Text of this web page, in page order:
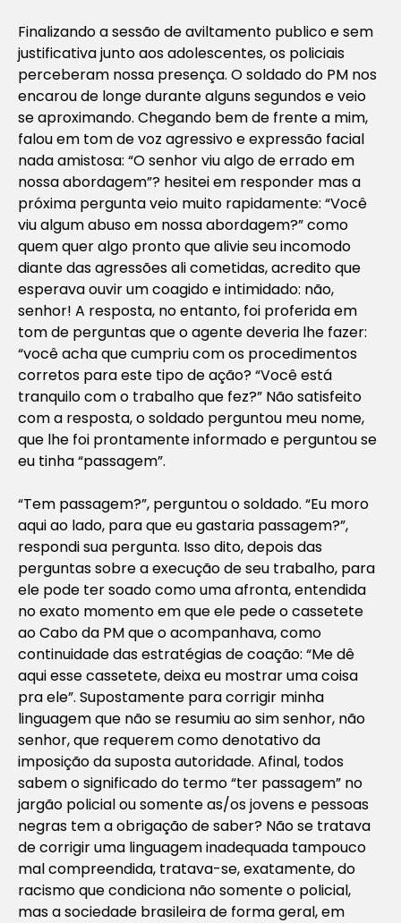
Finalizando a sessão de aviltamento publico e sem
justificativa junto aos adolescentes, os policiais
perceberam nossa presença. O soldado do PM nos
encarou de longe durante alguns segundos e veio
se aproximando. Chegando bem de frente a mim,
falou em tom de voz agressivo e expressão facial
nada amistosa: “O senhor viu algo de errado em
nossa abordagem”? hesitei em responder mas a
próxima pergunta veio muito rapidamente: “Você
viu algum abuso em nossa abordagem?” como
quem quer algo pronto que alivie seu incomodo
diante das agressões ali cometidas, acredito que
esperava ouvir um coagido e intimidado: não,
senhor! A resposta, no entanto, foi proferida em
tom de perguntas que o agente deveria lhe fazer:
“você acha que cumpriu com os procedimentos
corretos para este tipo de ação? “Você está
tranquilo com o trabalho que fez?” Não satisfeito
com a resposta, o soldado perguntou meu nome,
que lhe foi prontamente informado e perguntou se
eu tinha “passagem”.
“Tem passagem?”, perguntou o soldado. “Eu moro
aqui ao lado, para que eu gastaria passagem?”,
respondi sua pergunta. Isso dito, depois das
perguntas sobre a execução de seu trabalho, para
ele pode ter soado como uma afronta, entendida
no exato momento em que ele pede o cassetete
ao Cabo da PM que o acompanhava, como
continuidade das estratégias de coação: “Me dê
aqui esse cassetete, deixa eu mostrar uma coisa
pra ele”. Supostamente para corrigir minha
linguagem que não se resumiu ao sim senhor, não
senhor, que requerem como denotativo da
imposição da suposta autoridade. Afinal, todos
sabem o significado do termo “ter passagem” no
jargão policial ou somente as/os jovens e pessoas
negras tem a obrigação de saber? Não se tratava
de corrigir uma linguagem inadequada tampouco
mal compreendida, tratava-se, exatamente, do
racismo que condiciona não somente o policial,
mas a sociedade brasileira de forma geral, em